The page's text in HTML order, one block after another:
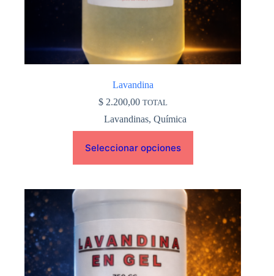
Lavandina
$2.200,00 TOTAL
Lavandinas, Química
Seleccionar opciones
producto
producto
variantes.
Las
opciones